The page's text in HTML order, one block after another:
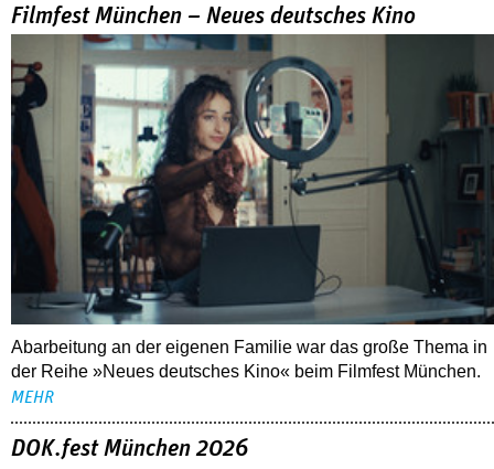
Filmfest München – Neues deutsches Kino
Abarbeitung an der eigenen Familie war das große Thema in
der Reihe »Neues deutsches Kino« beim Filmfest München.
MEHR
DOK.fest München 2026